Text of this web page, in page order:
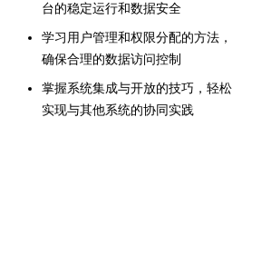
台的稳定运行和数据安全
学习用户管理和权限分配的方法，
确保合理的数据访问控制
掌握系统集成与开放的技巧，轻松
实现与其他系统的协同实践